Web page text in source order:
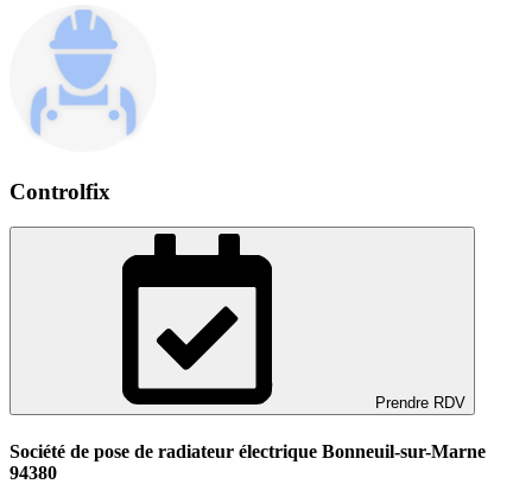
Controlfix
Prendre RDV
Société de pose de radiateur électrique Bonneuil-sur-Marne
94380